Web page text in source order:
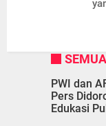
PWI dan
Pers
Edukasi